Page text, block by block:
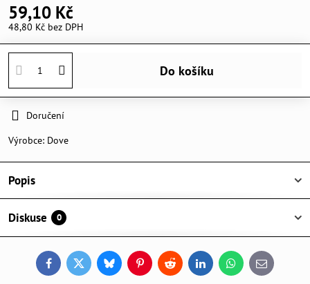
59,10 Kč
48,80 Kč bez DPH
Do košíku
Doručení
Výrobce: Dove
Popis
Diskuse 0
FacebookTwitterBlueskyPinterestReddit LinkedInWhatsApp
E-
mail